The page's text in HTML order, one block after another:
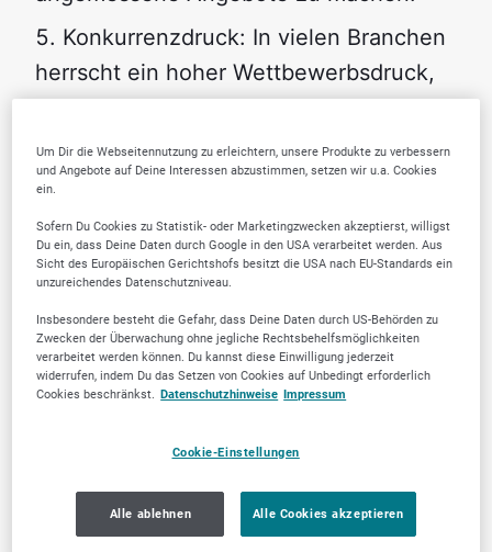
Konkurrenzdruck: In vielen Branchen
herrscht ein hoher Wettbewerbsdruck,
was es schwierig machen kann, sich mit
Upselling- und Cross-Selling-
Angeboten von der Konkurrenz
kreative und differenzierte Strategien
entwickeln, um Kunden zu überzeugen.
Diese Herausforderungen zeigen, dass
die Umsetzung von Upselling- und
Cross-Selling-Strategien in KMUs nicht
können KMUs durch gezielte
Investitionen in Schulungen,
Technologie und Datenqualität sowie
Um Dir die Webseitennutzung zu erleichtern, unsere Produkte zu verbessern
und Angebote auf Deine Interessen abzustimmen, setzen wir u.a. Cookies
ein.
Sofern Du Cookies zu Statistik- oder Marketingzwecken akzeptierst, willigst
Du ein, dass Deine Daten durch Google in den USA verarbeitet werden. Aus
Sicht des Europäischen Gerichtshofs besitzt die USA nach EU-Standards ein
unzureichendes Datenschutzniveau.
Insbesondere besteht die Gefahr, dass Deine Daten durch US-Behörden zu
Zwecken der Überwachung ohne jegliche Rechtsbehelfsmöglichkeiten
verarbeitet werden können. Du kannst diese Einwilligung jederzeit
widerrufen, indem Du das Setzen von Cookies auf Unbedingt erforderlich
Cookies beschränkst. Datenschutzhinweise Impressum
Cookie-Einstellungen
Alle ablehnen Alle Cookies akzeptieren